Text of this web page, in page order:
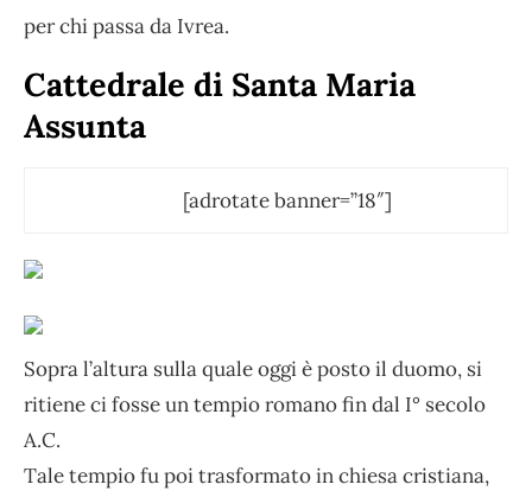
per chi passa da Ivrea.
Cattedrale di Santa Maria
Assunta
[adrotate banner=”18″]
Sopra l’altura sulla quale oggi è posto il duomo, si
ritiene ci fosse un tempio romano fin dal I° secolo
A.C.
Tale tempio fu poi trasformato in chiesa cristiana,